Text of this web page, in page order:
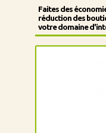
Faites des
réduction des
votre domaine